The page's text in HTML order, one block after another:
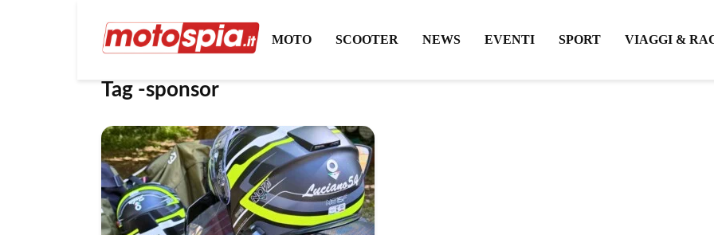
MOTO SCOOTER NEWS EVENTI SPORT VIAGGI &
Tag -sponsor